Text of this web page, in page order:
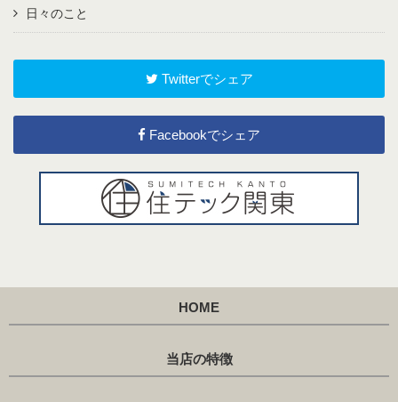
日々のこと
Twitterでシェア
Facebookでシェア
HOME
当店の特徴